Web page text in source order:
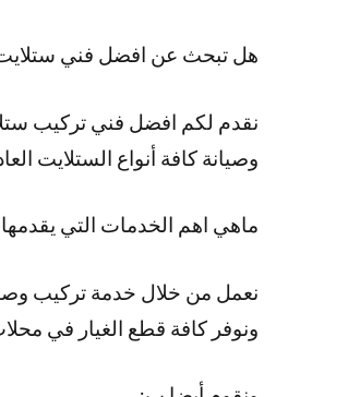
هل تبحث عن افضل فني ستلايت
وصيانة كافة أنواع الستلايت
ماهي اهم الخدمات التي
نعمل من خلال خدمة تركيب
ونوفر كافة قطع الغيار في